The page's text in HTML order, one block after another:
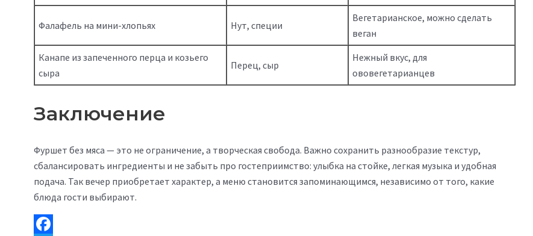
Фалафель на мини-хлопьях Нут, специи
Вегетарианское, можно сделать
веган
Канапе из запеченного перца и козьего
сыра
Перец, сыр
Нежный вкус, для
ововегетарианцев
Заключение
Фуршет без мяса — это не ограничение, а творческая свобода. Важно сохранить разнообразие текстур,
сбалансировать ингредиенты и не забыть про гостеприимство: улыбка на стойке, легкая музыка и удобная
подача. Так вечер приобретает характер, а меню становится запоминающимся, независимо от того, какие
блюда гости выбирают.